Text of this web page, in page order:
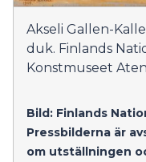
Akseli Gallen-
duk. Finlands
Konstmuseet
Bild: Finlands
Pressbilderna är
om utställningen